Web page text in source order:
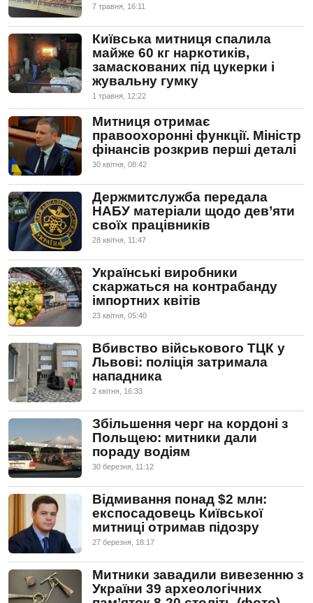
7 травня, 16:11
Київська митниця спалила
майже 60 кг наркотиків,
замаскованих під цукерки і
жувальну гумку
1 травня, 12:22
Митниця отримає
правоохоронні функції. Міністр
фінансів розкрив перші деталі
30 квiтня, 08:42
Держмитслужба передала
НАБУ матеріали щодо дев’яти
своїх працівників
28 квiтня, 11:47
Українські виробники
скаржаться на контрабанду
імпортних квітів
23 квiтня, 05:40
Вбивство військового ТЦК у
Львові: поліція затримала
нападника
2 квiтня, 16:33
Збільшення черг на кордоні з
Польщею: митники дали
пораду водіям
30 березня, 11:12
Відмивання понад $2 млн:
експосадовець Київської
митниці отримав підозру
27 березня, 18:17
Митники завадили вивезенню з
України 39 археологічних